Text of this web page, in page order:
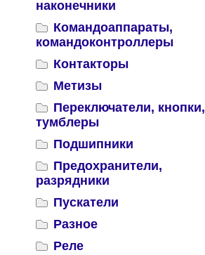
наконечники
Командоаппараты,
командоконтроллеры
Контакторы
Метизы
Переключатели, кнопки,
тумблеры
Подшипники
Предохранители,
разрядники
Пускатели
Разное
Реле